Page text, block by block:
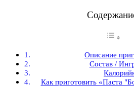
Описание
Состав /
Как приготовить «Паста